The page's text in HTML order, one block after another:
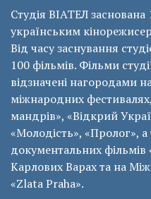
Студія ВІАТЕЛ
українським
Від часу заснування
100 фільмів. Фільми
відзначені нагородами
міжнародних
мандрів», «Відкрий
«Молодість», «Пролог»,
документальних
Карлових Варах та на
«Zlata Praha».